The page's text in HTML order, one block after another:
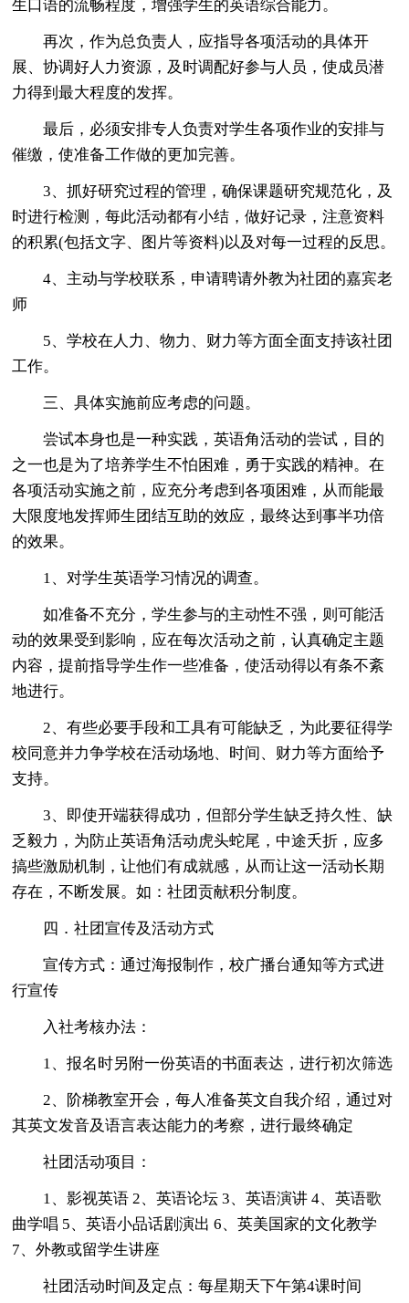
生口语的流畅程度，增强学生的英语综合能力。
再次，作为总负责人，应指导各项活动的具体开
展、协调好人力资源，及时调配好参与人员，使成员潜
力得到最大程度的发挥。
最后，必须安排专人负责对学生各项作业的安排与
催缴，使准备工作做的更加完善。
3、抓好研究过程的管理，确保课题研究规范化，及
时进行检测，每此活动都有小结，做好记录，注意资料
的积累(包括文字、图片等资料)以及对每一过程的反思。
4、主动与学校联系，申请聘请外教为社团的嘉宾老
师
5、学校在人力、物力、财力等方面全面支持该社团
工作。
三、具体实施前应考虑的问题。
尝试本身也是一种实践，英语角活动的尝试，目的
之一也是为了培养学生不怕困难，勇于实践的精神。在
各项活动实施之前，应充分考虑到各项困难，从而能最
大限度地发挥师生团结互助的效应，最终达到事半功倍
的效果。
1、对学生英语学习情况的调查。
如准备不充分，学生参与的主动性不强，则可能活
动的效果受到影响，应在每次活动之前，认真确定主题
内容，提前指导学生作一些准备，使活动得以有条不紊
地进行。
2、有些必要手段和工具有可能缺乏，为此要征得学
校同意并力争学校在活动场地、时间、财力等方面给予
支持。
3、即使开端获得成功，但部分学生缺乏持久性、缺
乏毅力，为防止英语角活动虎头蛇尾，中途夭折，应多
搞些激励机制，让他们有成就感，从而让这一活动长期
存在，不断发展。如：社团贡献积分制度。
四．社团宣传及活动方式
宣传方式：通过海报制作，校广播台通知等方式进
行宣传
入社考核办法：
1、报名时另附一份英语的书面表达，进行初次筛选
2、阶梯教室开会，每人准备英文自我介绍，通过对
其英文发音及语言表达能力的考察，进行最终确定
社团活动项目：
1、影视英语 2、英语论坛 3、英语演讲 4、英语歌
曲学唱 5、英语小品话剧演出 6、英美国家的文化教学
7、外教或留学生讲座
社团活动时间及定点：每星期天下午第4课时间